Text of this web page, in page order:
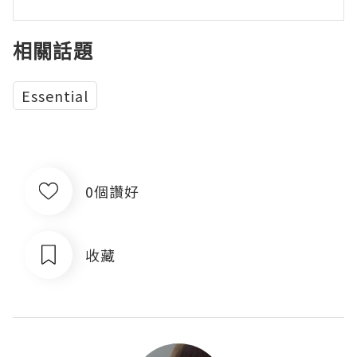
相關話題
Essential
0個讚好
收藏